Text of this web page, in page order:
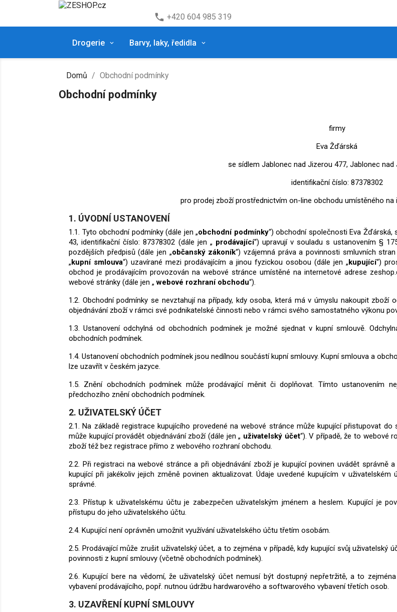
phone +420 604 985 319
Drogerie Barvy, laky, ředidla
Domů Obchodní podmínky
Obchodní podmínky
firmy
Eva Žďárská
se sídlem Jablonec nad Jizerou 477, Jablonec nad
identifikační číslo: 87378302
pro prodej zboží prostřednictvím on-line obchodu umístěného
1. ÚVODNÍ USTANOVENÍ
1.1. Tyto obchodní podmínky (dále jen „obchodní podmínky“) obchodní společnosti Eva
43, identifikační číslo: 87378302 (dále jen „ prodávající“) upravují v souladu s ustanovením §
pozdějších předpisů (dále jen „občanský zákoník“) vzájemná práva a povinnosti smluvních
„kupní smlouva“) uzavírané mezi prodávajícím a jinou fyzickou osobou (dále jen „kupující“)
obchod je prodávajícím provozován na webové stránce umístěné na internetové adrese
webové stránky (dále jen „webové rozhraní obchodu“).
1.2. Obchodní podmínky se nevztahují na případy, kdy osoba, která má v úmyslu nakoupit
objednávání zboží v rámci své podnikatelské činnosti nebo v rámci svého samostatného výkonu
1.3. Ustanovení odchylná od obchodních podmínek je možné sjednat v kupní smlouvě.
obchodních podmínek.
1.4. Ustanovení obchodních podmínek jsou nedílnou součástí kupní smlouvy. Kupní smlouva a
lze uzavřít v českém jazyce.
1.5. Znění obchodních podmínek může prodávající měnit či doplňovat. Tímto ustanovením
předchozího znění obchodních podmínek.
2. UŽIVATELSKÝ ÚČET
2.1. Na základě registrace kupujícího provedené na webové stránce může kupující přistupovat
může kupující provádět objednávání zboží (dále jen „ uživatelský účet“). V případě, že to webové
zboží též bez registrace přímo z webového rozhraní obchodu.
2.2. Při registraci na webové stránce a při objednávání zboží je kupující povinen uvádět správně
kupující při jakékoliv jejich změně povinen aktualizovat. Údaje uvedené kupujícím v
správné.
2.3. Přístup k uživatelskému účtu je zabezpečen uživatelským jménem a heslem. Kupující je
přístupu do jeho uživatelského účtu.
2.4. Kupující není oprávněn umožnit využívání uživatelského účtu třetím osobám.
2.5. Prodávající může zrušit uživatelský účet, a to zejména v případě, kdy kupující svůj uživatelský
povinnosti z kupní smlouvy (včetně obchodních podmínek).
2.6. Kupující bere na vědomí, že uživatelský účet nemusí být dostupný nepřetržitě, a to
vybavení prodávajícího, popř. nutnou údržbu hardwarového a softwarového vybavení třetích osob.
3. UZAVŘENÍ KUPNÍ SMLOUVY